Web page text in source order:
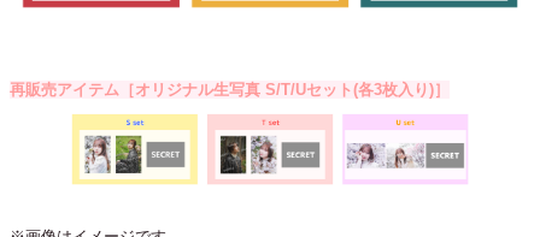
再販売アイテム［オリジナル生写真 S/T/Uセット(各3枚入り)］